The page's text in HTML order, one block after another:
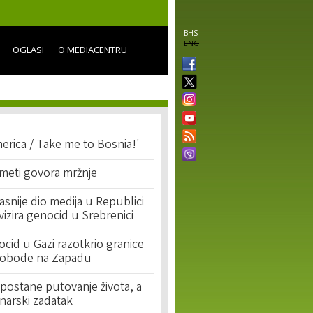
BHS
ENG
OGLASI O MEDIACENTRU
/ Take me to Bosnia!'
govora mržnje
dio medija u Republici
genocid u Srebrenici
u Gazi razotkrio granice
na Zapadu
putovanje života, a
zadatak